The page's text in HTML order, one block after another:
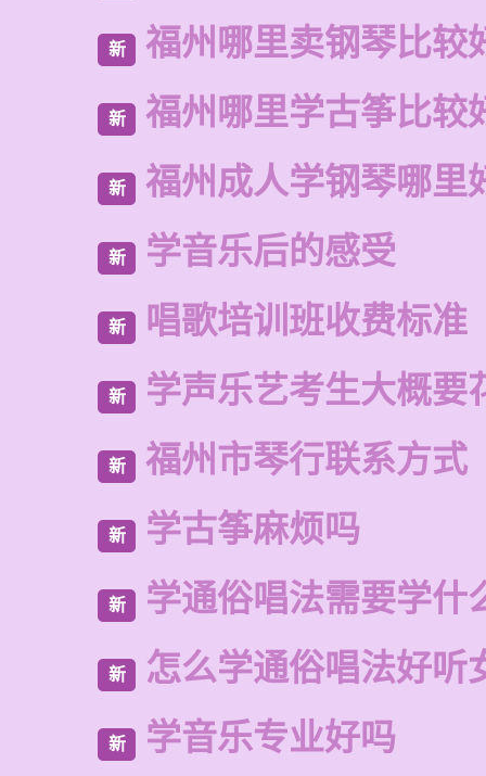
新 福州哪里卖钢琴比较
新 福州哪里学古筝比较
新 福州成人学钢琴哪里
新 学音乐后的感受
新 唱歌培训班收费标准
新 学声乐艺考生大概要
新 福州市琴行联系方式
新 学古筝麻烦吗
新 学通俗唱法需要学什
新 怎么学通俗唱法好听
新 学音乐专业好吗